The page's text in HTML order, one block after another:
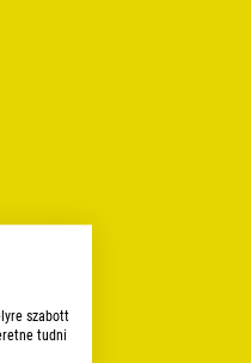
szabott
tudni